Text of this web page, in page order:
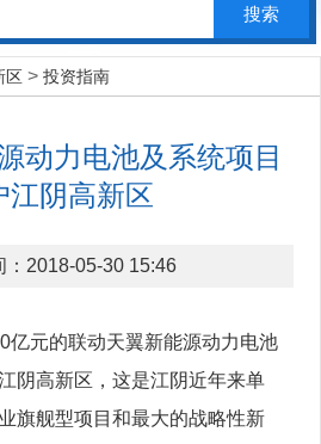
区 > 投资指南
动力电池及系统项目
江阴高新区
：2018-05-30 15:46
亿元的联动天翼新能源动力电池
阴高新区，这是江阴近年来单
旗舰型项目和最大的战略性新